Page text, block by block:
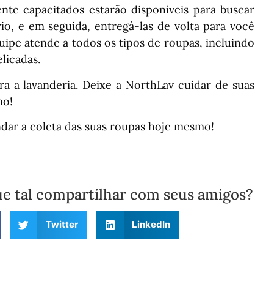
capacitados estarão disponíveis para buscar
e em seguida, entregá-las de volta para você
atende a todos os tipos de roupas, incluindo
a lavanderia. Deixe a NorthLav cuidar de suas
a coleta das suas roupas hoje mesmo!
tal compartilhar com seus amigos?
Twitter LinkedIn